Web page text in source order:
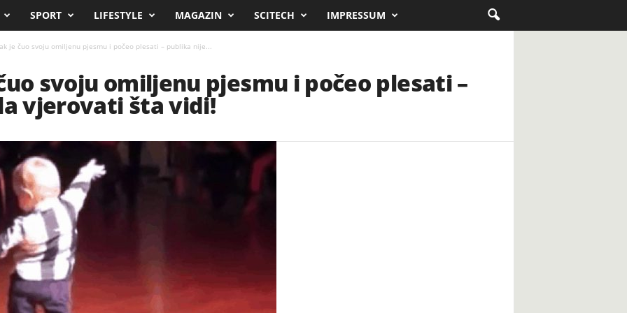
SPORT LIFESTYLE MAGAZIN SCITECH IMPRESSUM
je čuo svoju omiljenu pjesmu i počeo plesati – publika nije...
svoju omiljenu pjesmu i počeo plesati –
vjerovati šta vidi!